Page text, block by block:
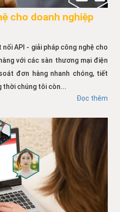
cho doanh nghiệp
API - giải pháp công nghệ cho
với các sàn thương mại điện
đơn hàng nhanh chóng, tiết
thời chúng tôi còn...
Đọc thêm